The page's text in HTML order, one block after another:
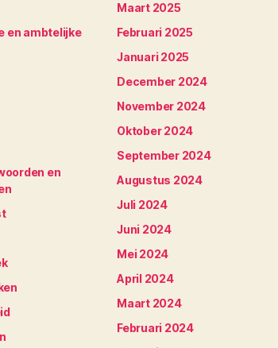
en ambtelijke
en
Maart 2025
Februari 2025
Januari 2025
December 2024
November 2024
Oktober 2024
September 2024
Augustus 2024
Juli 2024
Juni 2024
Mei 2024
April 2024
Maart 2024
Februari 2024